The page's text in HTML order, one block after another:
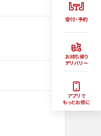
受付・予約
お持ち帰り
デリバリー
アプリで
もっとお得に